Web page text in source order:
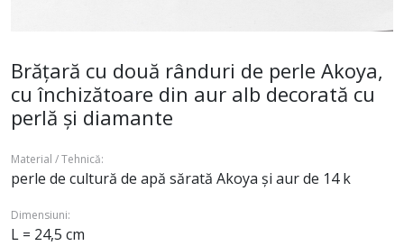
Brățară cu două rânduri de perle Akoya,
cu închizătoare din aur alb decorată cu
perlă și diamante
Material / Tehnică:
perle de cultură de apă sărată Akoya și aur de 14 k
Dimensiuni:
L = 24,5 cm